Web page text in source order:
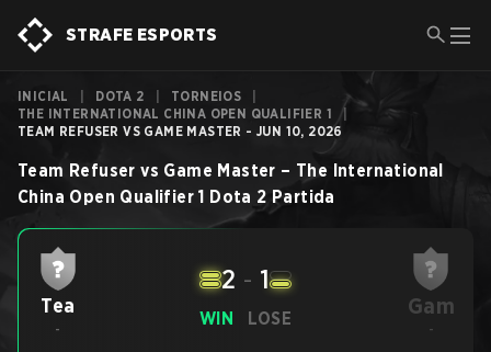
STRAFE ESPORTS
INICIAL DOTA 2 TORNEIOS
THE INTERNATIONAL CHINA OPEN QUALIFIER 1
|
TEAM REFUSER VS GAME MASTER - JUN 10, 2026
Team Refuser vs Game Master – The International
China Open Qualifier 1 Dota 2 Partida
Tea
-
WIN
2 - 1
LOSE Gam
-